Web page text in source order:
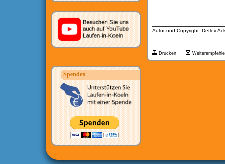
Spenden
Autor und Copyright: Detlev
Drucken